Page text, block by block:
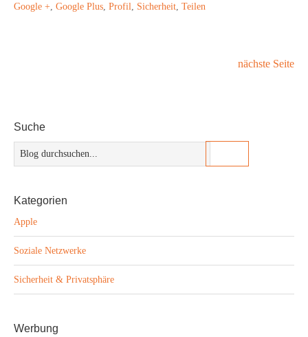
Google +, Google Plus, Profil, Sicherheit, Teilen
nächste Seite
Suche
Kategorien
Apple
Soziale Netzwerke
Sicherheit & Privatsphäre
Werbung